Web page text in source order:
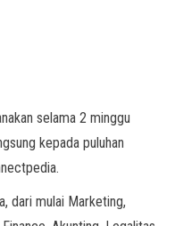
selama 2 minggu
kepada puluhan
dari mulai Marketing,